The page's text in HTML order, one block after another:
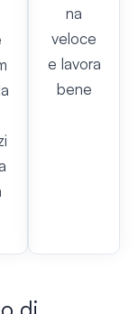
na
veloce
e lavora
bene